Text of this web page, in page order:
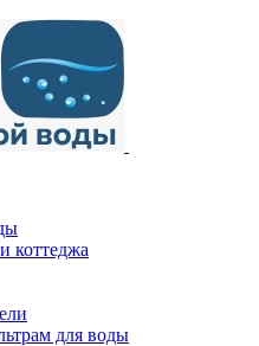
коттеджа
для воды